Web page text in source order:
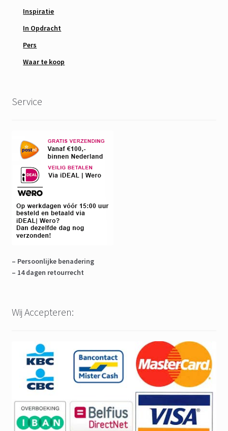
Inspiratie
In Opdracht
Pers
Waar te koop
Service
– Persoonlijke benadering
– 14 dagen retourrecht
Wij Accepteren: